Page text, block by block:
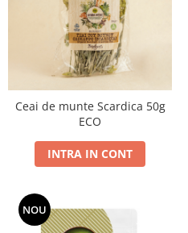
CREME ȘI PASTE TARTINABILE
CONDIMENTE
CEAIURI GRECEȘTI
CIOCOLATĂ ȘI CACAO
HEALTHY SNACKS
LACTATE
PRODUSE ECO / ORGANICE
PRODUSE ROMÂNEȘTI
Ceai de munte Scardica 50g
ECO
INTRA IN CONT
NOU